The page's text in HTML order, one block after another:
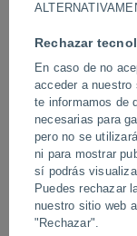
Rechazar
En caso de no
acceder a
te informamos de
necesarias para
pero no se
ni para mostrar
sí podrás
Puedes rechazar
nuestro sitio web
"Rechazar".
Tornados y lluvias